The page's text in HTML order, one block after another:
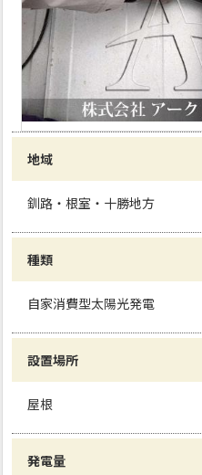
地域
釧路・根室・十勝地方
種類
自家消費型太陽光発電
設置場所
屋根
発電量